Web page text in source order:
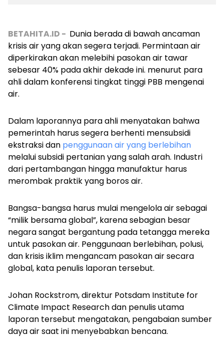
BETAHITA.ID - Dunia berada di bawah ancaman
krisis air yang akan segera terjadi. Permintaan air
diperkirakan akan melebihi pasokan air tawar
sebesar 40% pada akhir dekade ini. menurut para
ahli dalam konferensi tingkat tinggi PBB mengenai
air.
Dalam laporannya para ahli menyatakan bahwa
pemerintah harus segera berhenti mensubsidi
ekstraksi dan penggunaan air yang berlebihan
melalui subsidi pertanian yang salah arah. Industri
dari pertambangan hingga manufaktur harus
merombak praktik yang boros air.
Bangsa-bangsa harus mulai mengelola air sebagai
“milik bersama global”, karena sebagian besar
negara sangat bergantung pada tetangga mereka
untuk pasokan air. Penggunaan berlebihan, polusi,
dan krisis iklim mengancam pasokan air secara
global, kata penulis laporan tersebut.
Johan Rockstrom, direktur Potsdam Institute for
Climate Impact Research dan penulis utama
laporan tersebut mengatakan, pengabaian sumber
daya air saat ini menyebabkan bencana.